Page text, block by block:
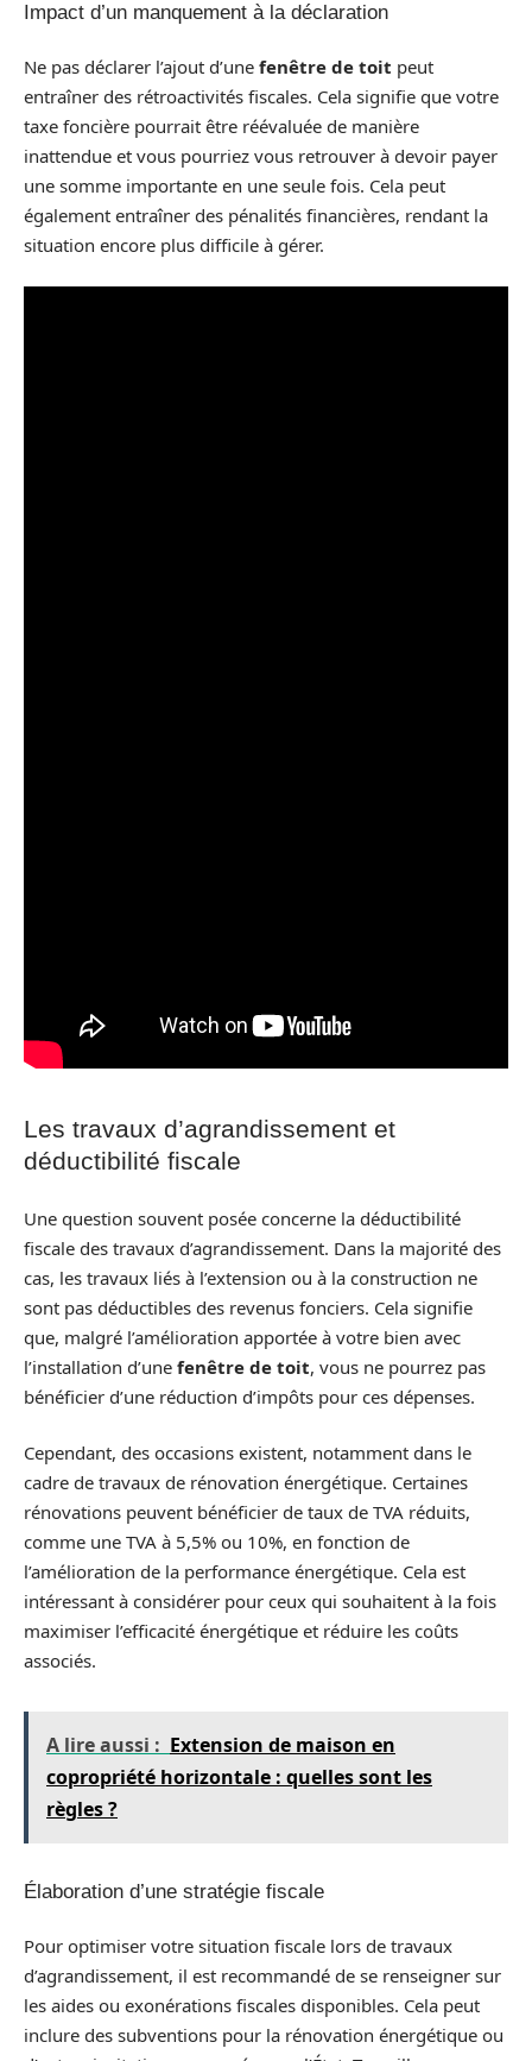
Impact d’un manquement à la déclaration
Ne pas déclarer l’ajout d’une fenêtre de toit peut
entraîner des rétroactivités fiscales. Cela signifie que votre
taxe foncière pourrait être réévaluée de manière
inattendue et vous pourriez vous retrouver à devoir payer
une somme importante en une seule fois. Cela peut
également entraîner des pénalités financières, rendant la
situation encore plus difficile à gérer.
Les travaux d’agrandissement et
déductibilité fiscale
Une question souvent posée concerne la déductibilité
fiscale des travaux d’agrandissement. Dans la majorité des
cas, les travaux liés à l’extension ou à la construction ne
sont pas déductibles des revenus fonciers. Cela signifie
que, malgré l’amélioration apportée à votre bien avec
l’installation d’une fenêtre de toit, vous ne pourrez pas
bénéficier d’une réduction d’impôts pour ces dépenses.
Cependant, des occasions existent, notamment dans le
cadre de travaux de rénovation énergétique. Certaines
rénovations peuvent bénéficier de taux de TVA réduits,
comme une TVA à 5,5% ou 10%, en fonction de
l’amélioration de la performance énergétique. Cela est
intéressant à considérer pour ceux qui souhaitent à la fois
maximiser l’efficacité énergétique et réduire les coûts
associés.
A lire aussi : Extension de maison en
copropriété horizontale : quelles sont les
règles ?
Élaboration d’une stratégie fiscale
Pour optimiser votre situation fiscale lors de travaux
d’agrandissement, il est recommandé de se renseigner sur
les aides ou exonérations fiscales disponibles. Cela peut
inclure des subventions pour la rénovation énergétique ou